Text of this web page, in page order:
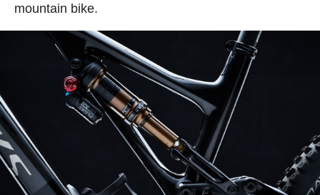
mountain bike.